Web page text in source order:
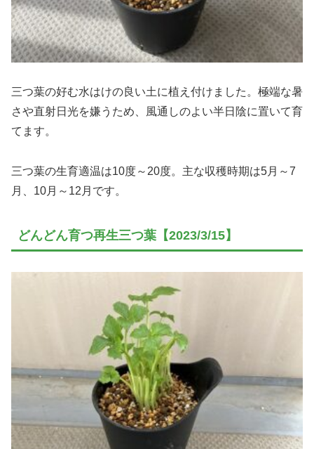
三つ葉の好む水はけの良い土に植え付けました。極端な暑
さや直射日光を嫌うため、風通しのよい半日陰に置いて育
てます。
三つ葉の生育適温は10度～20度。主な収穫時期は5月～7
月、10月～12月です。
どんどん育つ再生三つ葉【2023/3/15】